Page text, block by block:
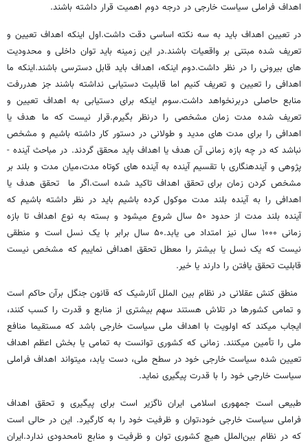
اهداف فراملی سیاست خارجی در درجه دوم اهمیت قرار داشته باشند.
در تعیین اهداف باید به سه نکته اساسی دقت داشت.اول اینکه اهداف تعیین و
تعریف شده مبتنی بر واقعیات باشند.در این زمینه باید توان داخلی و محدودیت
های بیرونی را در نظر داشت.دوم اینکه، اهداف باید قابل دسترسی باشند.اینکه ما
اهدافی را تعیین و تعریف کنیم اما قابلیت دستیابی نداشته باشند جز هدررفت
منابع حاصلی دربرنخواهد داشت.سوم اینکه برای دستیابی به اهداف تعیین و
تعریف شده مدت زمان مشخصی را درنظر بگیرم.قرار نیست که ما هدف یا
اهدافی را برای مدت های مدید و طولانی در دستور کار داشته باشیم و مشخص
نباشد که در چه بازه زمانی آن هدف یا اهداف باید محقق گردند. در مباحث آینده ­
پژوهی و آینده­نگاری با تقسیم آینده به آینده ­های کوتاه مدت،میان مدت و بلند بر
مشخص کردن زمان برای تحقق اهداف تاکید شده است.اگر ما تحقق هدف یا
اهدافی را به آینده بلند مدت موکول کرده باشیم باید در نظر داشته باشیم که
آینده بلند مدت از حدود ۵۰ سال شروع میشود و بسته به نوع اهداف تا بازه
زمانی ۱۰۰۰ سال نیز امتداد می یابد.۵۰ سال برابر با یک نسل است و منطقی
نیست که یک نسل یا بیشتر را معطل تحقق اهدافی نماییم که مشخص نیست
قابلیت تحقق یافتن را دارند یا خیر.
منطق کنش عقلانی در نظام بین ­الملل آنارشیک که قانون جنگل برآن حاکم است
و تمامی کشورها در تلاش هستند سهم بیشتری از منابع و قدرت را کسب کنند،
ایجاب میکند که اولویت با اهداف ملی سیاست خارجی باشد که مستقیما منافع
ملی را تأمین می­کنند. زمانی که کشوری توانست به تمامی یا بخش اعظم اهداف
تعیین شده سیاست خارجی خود در سطح ملی، دست یابد، می­تواند اهداف فراملی
سیاست خارجی خود را با قدرت پی­گیری نماید.
طبیعی است جمهوری اسلامی ایران ناگزیر است برای پیگیری و تحقق اهداف
فراملی سیاست خارجی خود،توان و ظرفیت خود را به کارگیرد. این در حالی است
که در نظام بین‌الملل هیچ کشوری توان و ظرفیت و منابع نامحدودی ندارد.ایران